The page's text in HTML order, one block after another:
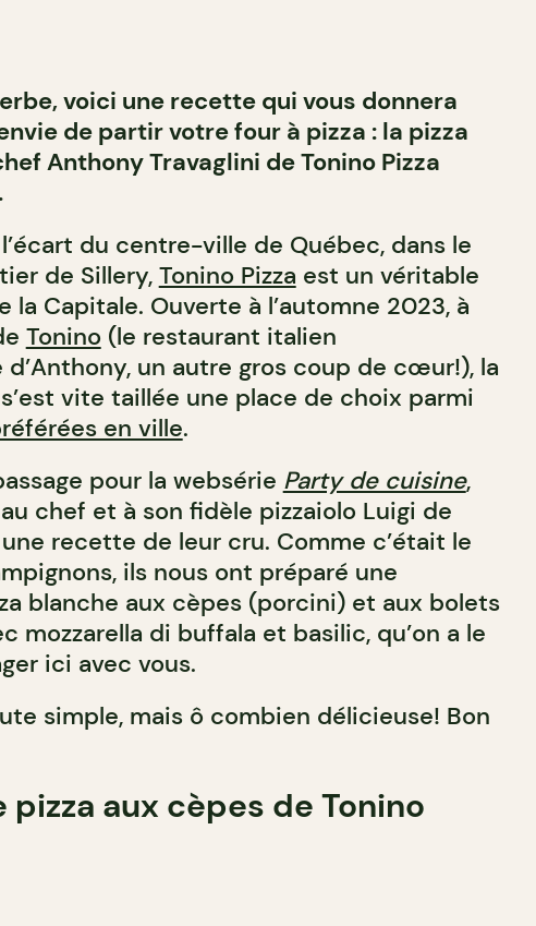
voici une recette qui vous donnera
de partir votre four à pizza : la pizza
Anthony Travaglini de Tonino Pizza
du centre-ville de Québec, dans le
de Sillery, Tonino Pizza est un véritable
la Capitale. Ouverte à l’automne 2023, à
Tonino (le restaurant italien
un autre gros coup de cœur!), la
vite taillée une place de choix parmi
en ville.
pour la websérie Party de cuisine,
chef et à son fidèle pizzaiolo Luigi de
recette de leur cru. Comme c’était le
ils nous ont préparé une
blanche aux cèpes (porcini) et aux bolets
mozzarella di buffala et basilic, qu’on a le
ici avec vous.
simple, mais ô combien délicieuse! Bon
aux cèpes de Tonino